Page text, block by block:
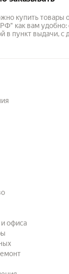
купить товары
как вам удобно:
в пункт выдачи, с
офиса